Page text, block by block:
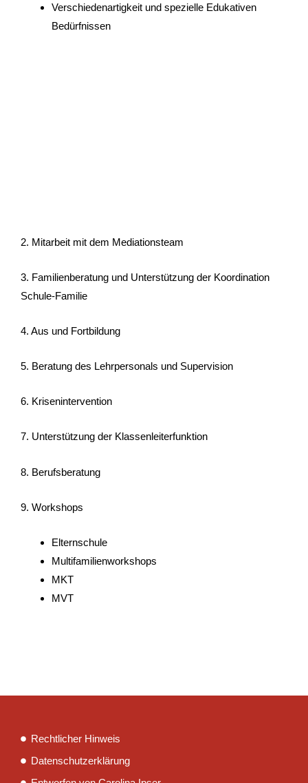
Verschiedenartigkeit und spezielle Edukativen
Bedürfnissen
2. Mitarbeit mit dem Mediationsteam
3. Familienberatung und Unterstützung der Koordination
Schule-Familie
4. Aus und Fortbildung
5. Beratung des Lehrpersonals und Supervision
6. Krisenintervention
7. Unterstützung der Klassenleiterfunktion
8. Berufsberatung
9. Workshops
Elternschule
Multifamilienworkshops
MKT
MVT
Rechtlicher Hinweis
Datenschutzerklärung